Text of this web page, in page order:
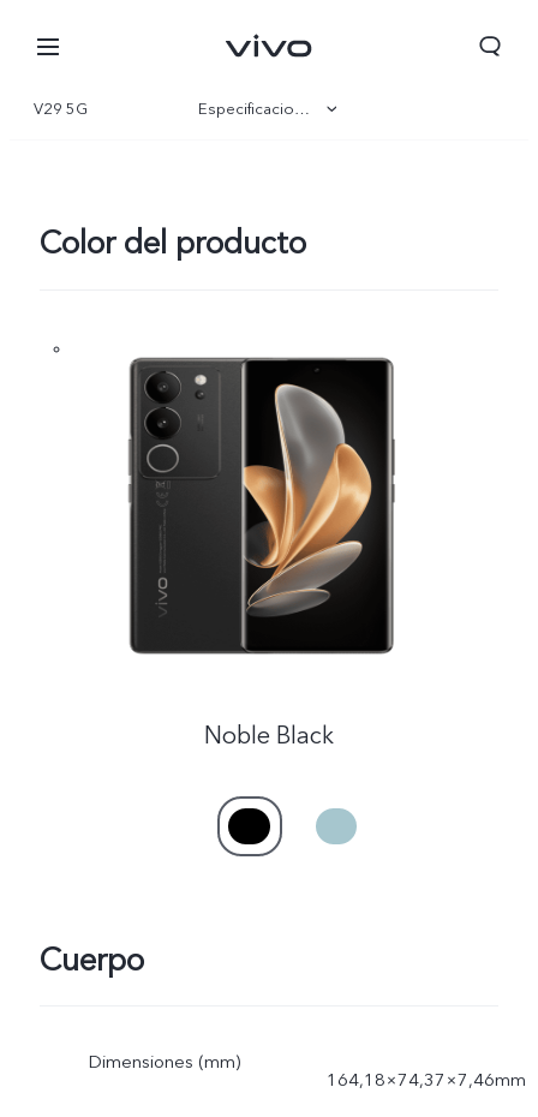
V29 5G Especificaciones
Color del producto
Noble Black
Cuerpo
Dimensiones (mm)
164,18×74,37×7,46mm